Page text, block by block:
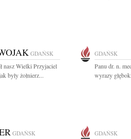
GDAŃSK
nasz Wielki Przyjaciel
były żołnierz...
GDAŃSK
Panu dr. n.
wyrazy
GDAŃSK GDAŃSK